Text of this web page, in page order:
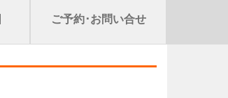
ご予約･お問い合せ